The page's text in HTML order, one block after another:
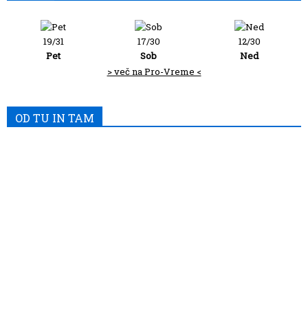
19/31
Pet
17/30
Sob
12/30
Ned
> več na Pro-Vreme <
OD TU IN TAM